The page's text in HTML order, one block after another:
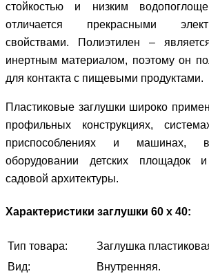
стойкостью и низким
отличается прекрасными
свойствами. Полиэтилен –
инертным материалом, поэтому он
для контакта с пищевыми продуктами.
Пластиковые заглушки широко
профильных конструкциях,
приспособлениях и
оборудовании детских площадок
садовой архитектуры.
Характеристики заглушки 60 х 40:
Тип товара:
Заглушка
Вид:
Внутренняя.